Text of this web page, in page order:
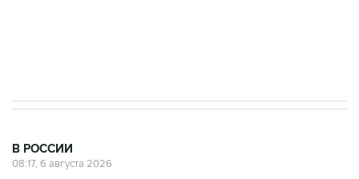
В РОССИИ
08:17, 6 августа 2026